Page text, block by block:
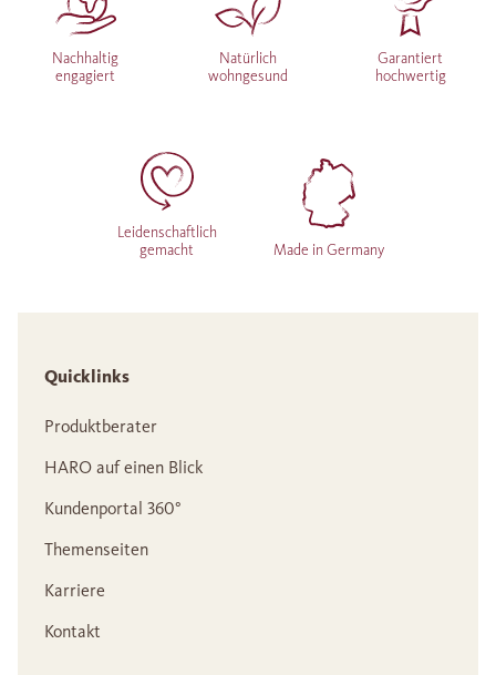
Nachhaltig
engagiert
Natürlich
wohngesund
Garantiert
hochwertig
Leidenschaftlich
gemacht
Made in Germany
Quicklinks
Produktberater
HARO auf einen Blick
Kundenportal 360°
Themenseiten
Karriere
Kontakt